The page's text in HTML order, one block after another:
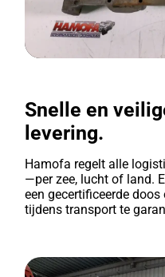
Snelle en
levering.
Hamofa regelt alle
—per zee, lucht of land.
een gecertificeerde
tijdens transport te